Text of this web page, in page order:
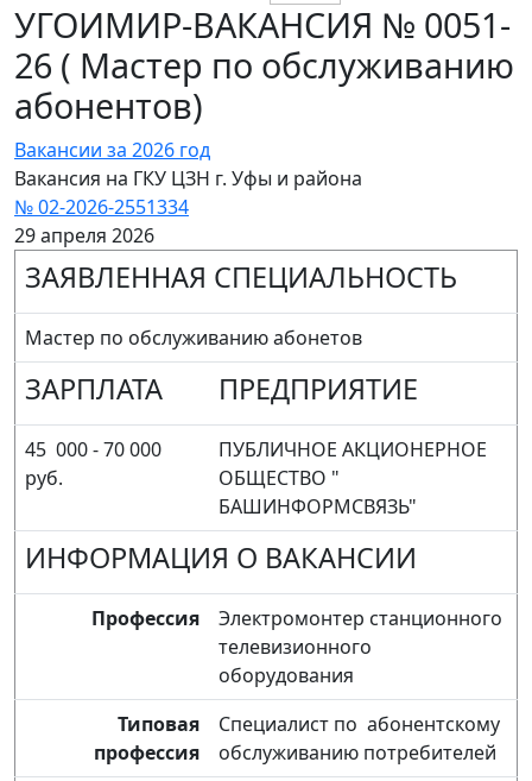
УГОИМИР-ВАКАНСИЯ № 0051-
26 ( Мастер по обслуживанию
абонентов)
Вакансии за 2026 год
Вакансия на ГКУ ЦЗН г. Уфы и района
№ 02-2026-2551334
29 апреля 2026
ЗАЯВЛЕННАЯ СПЕЦИАЛЬНОСТЬ
Мастер по обслуживанию абонетов
ЗАРПЛАТА ПРЕДПРИЯТИЕ
45 000 - 70 000
руб.
ПУБЛИЧНОЕ АКЦИОНЕРНОЕ
ОБЩЕСТВО "
БАШИНФОРМСВЯЗЬ"
ИНФОРМАЦИЯ О ВАКАНСИИ
Профессия
Электромонтер станционного
телевизионного
оборудования
Типовая
профессия
Специалист по абонентскому
обслуживанию потребителей